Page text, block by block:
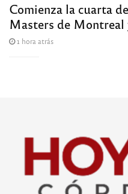
Comienza la cuarta
Masters de Montreal
1 hora atrás